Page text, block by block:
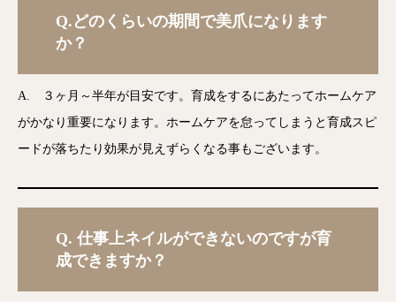
Q.どのくらいの期間で美爪になります
か？
A. ３ヶ月～半年が目安です。育成をするにあたってホームケア
がかなり重要になります。ホームケアを怠ってしまうと育成スピ
ードが落ちたり効果が見えずらくなる事もございます。
Q. 仕事上ネイルができないのですが育
成できますか？